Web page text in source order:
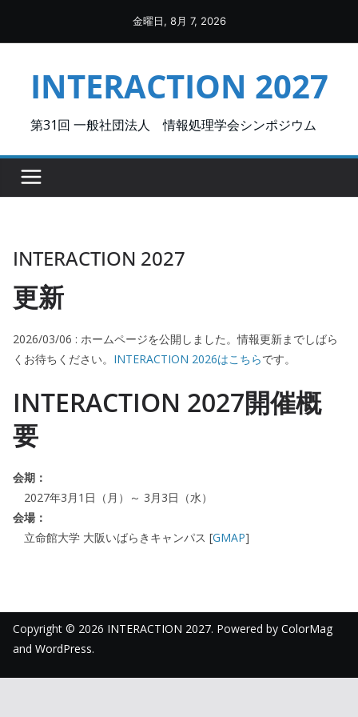
金曜日, 8月 7, 2026
INTERACTION 2027
第31回 一般社団法人 情報処理学会シンポジウム
INTERACTION 2027
更新
2026/03/06 : ホームページを公開しました。情報更新までしばら
くお待ちください。 INTERACTION 2026はこちらです。
INTERACTION 2027開催概
要
会期：
2027年3月1日（月）～ 3月3日（水）
会場：
立命館大学 大阪いばらきキャンパス [GMAP]
Copyright © 2026 INTERACTION 2027. Powered by ColorMag
and WordPress.